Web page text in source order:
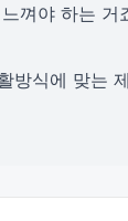
껴야 하는 거
방식에 맞는